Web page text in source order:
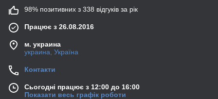
98% позитивних з 338 відгуків за рік
Працює з 26.08.2016
м. украина
украина, Україна
Контакти
Сьогодні працює з 12:00 до 16:00
Показати весь графік роботи